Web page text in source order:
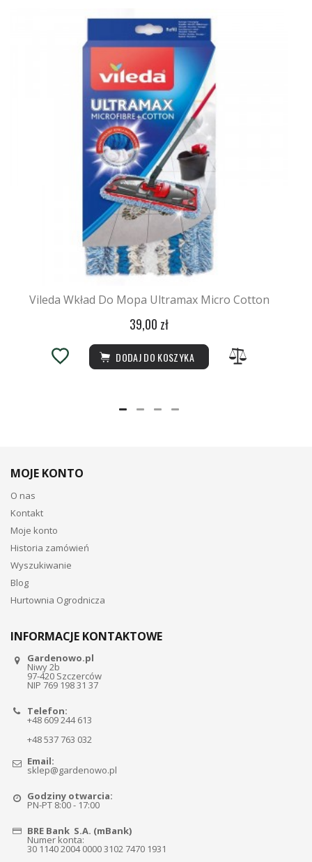
Vileda Wkład Do Mopa Ultramax Micro Cotton
39,00 zł
DODAJ DO KOSZYKA
MOJE KONTO
O nas
Kontakt
Moje konto
Historia zamówień
Wyszukiwanie
Blog
Hurtownia Ogrodnicza
INFORMACJE KONTAKTOWE
Gardenowo.pl
Niwy 2b
97-420 Szczerców
NIP 769 198 31 37
Telefon:
+48 609 244 613
+48 537 763 032
Email:
sklep@gardenowo.pl
Godziny otwarcia:
PN-PT 8:00 - 17:00
BRE Bank S.A. (mBank)
Numer konta:
30 1140 2004 0000 3102 7470 1931